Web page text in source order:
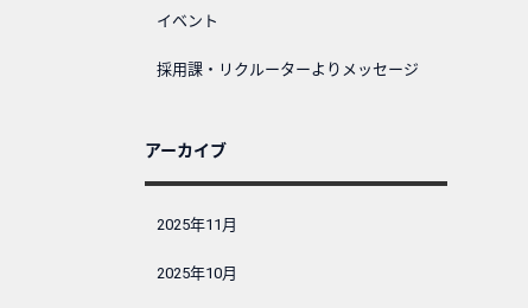
イベント
採用課・リクルーターよりメッセージ
アーカイブ
2025年11月
2025年10月